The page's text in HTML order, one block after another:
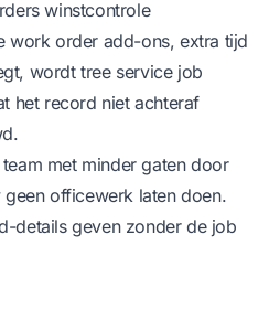
winstcontrole
work order add-ons, extra tijd
wordttree service job
het record niet achteraf
met minder gaten door
officewerk laten doen.
details geven zonder de job